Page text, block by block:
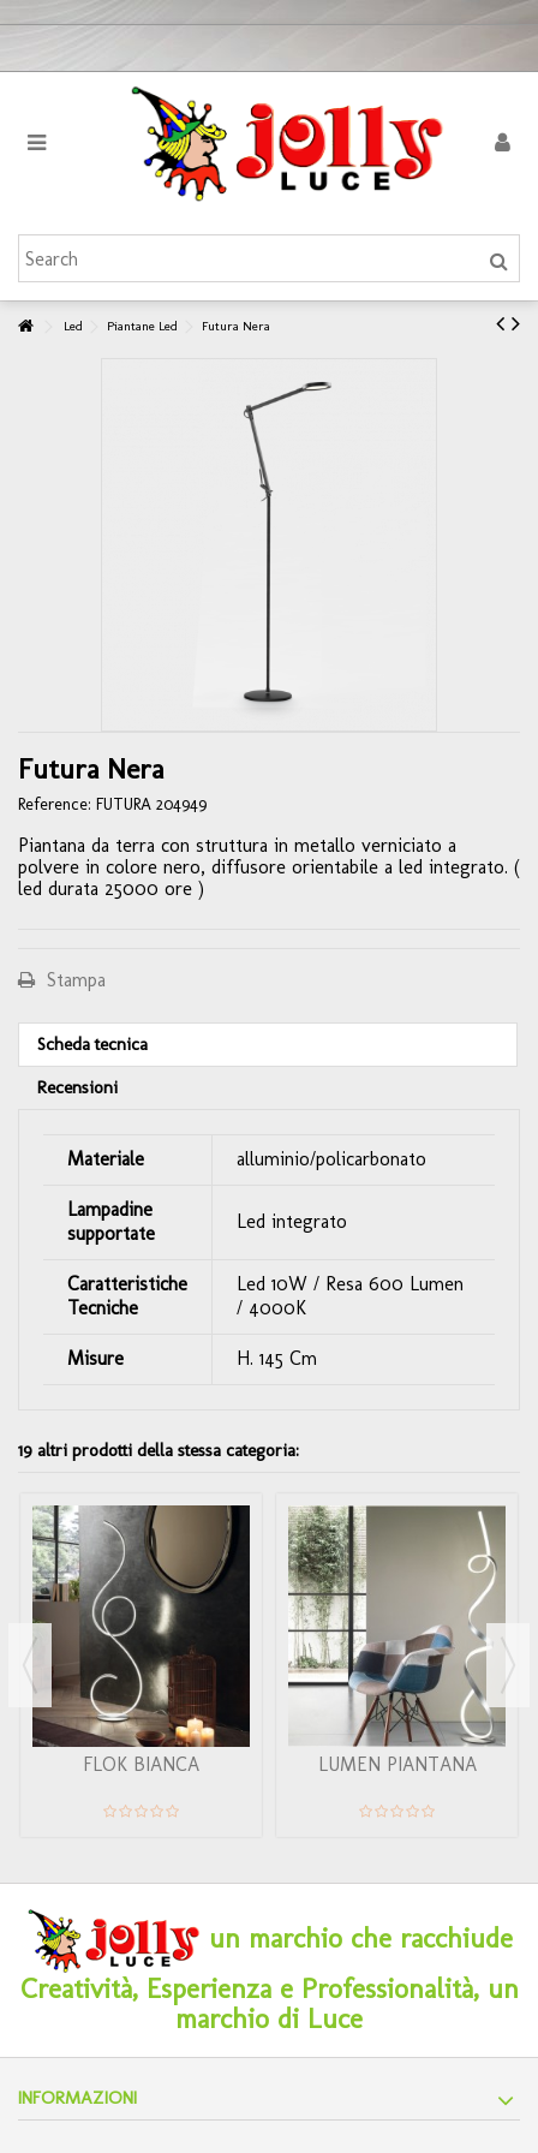
Led Piantane Led Futura Nera
Futura Nera
Reference: FUTURA 204949
Piantana da terra con struttura in metallo verniciato a
polvere in colore nero, diffusore orientabile a led integrato. (
led durata 25000 ore )
Stampa
Scheda tecnica
Recensioni
Materiale alluminio/policarbonato
Lampadine
supportate
Led integrato
Caratteristiche
Tecniche
Led 10W / Resa 600 Lumen
/ 4000K
Misure H. 145 Cm
19 altri prodotti della stessa categoria:
FLOK BIANCA LUMEN PIANTANA
un marchio che racchiude
Creatività, Esperienza e Professionalità, un
marchio di Luce
INFORMAZIONI